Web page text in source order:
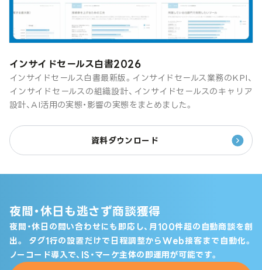
インサイドセールス白書2026
インサイドセールス白書最新版。インサイドセールス業務のKPI、
インサイドセールスの組織設計、インサイドセールスのキャリア
設計、AI活用の実態・影響の実態をまとめました。
資料ダウンロード
夜間・休日も逃さず商談獲得
夜間・休日の問い合わせにも即応し、月100件超の自動商談を創
出。
タグ1行の設置だけで日程調整からWeb接客まで自動化。
ノーコード導入で、IS・マーケ主体の即運用が可能です。